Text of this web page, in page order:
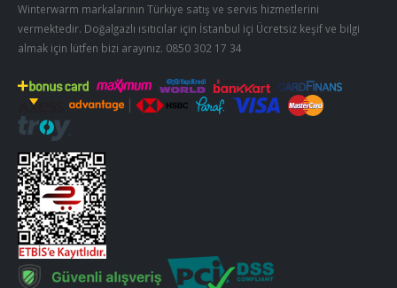
Winterwarm markalarının Türkiye satış ve servis hizmetlerini
vermektedir. Doğalgazlı ısıtıcılar için İstanbul içi Ücretsiz keşif ve bilgi
almak için lütfen bizi arayınız. 0850 302 17 34